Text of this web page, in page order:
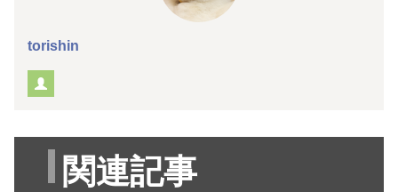
torishin
関連記事